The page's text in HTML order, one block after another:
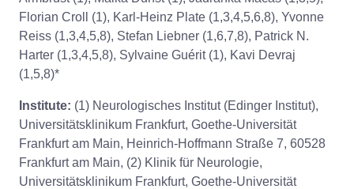
Florian Croll (1), Karl-Heinz Plate (1,3,4,5,6,8), Yvonne
Reiss (1,3,4,5,8), Stefan Liebner (1,6,7,8), Patrick N.
Harter (1,3,4,5,8), Sylvaine Guérit (1), Kavi Devraj
(1,5,8)*
Institute: (1) Neurologisches Institut (Edinger Institut),
Universitätsklinikum Frankfurt, Goethe-Universität
Frankfurt am Main, Heinrich-Hoffmann Straße 7, 60528
Frankfurt am Main, (2) Klinik für Neurologie,
Universitätsklinikum Frankfurt, Goethe-Universität